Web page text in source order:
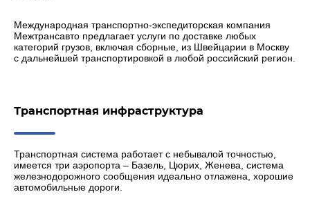
Международная транспортно-экспедиторская компания
Межтрансавто предлагает услуги по доставке любых
категорий грузов, включая сборные, из Швейцарии в Москву
с дальнейшей транспортировкой в любой российский регион.
Транспортная инфраструктура
Транспортная система работает с небывалой точностью,
имеется три аэропорта – Базель, Цюрих, Женева, система
железнодорожного сообщения идеально отлажена, хорошие
автомобильные дороги.